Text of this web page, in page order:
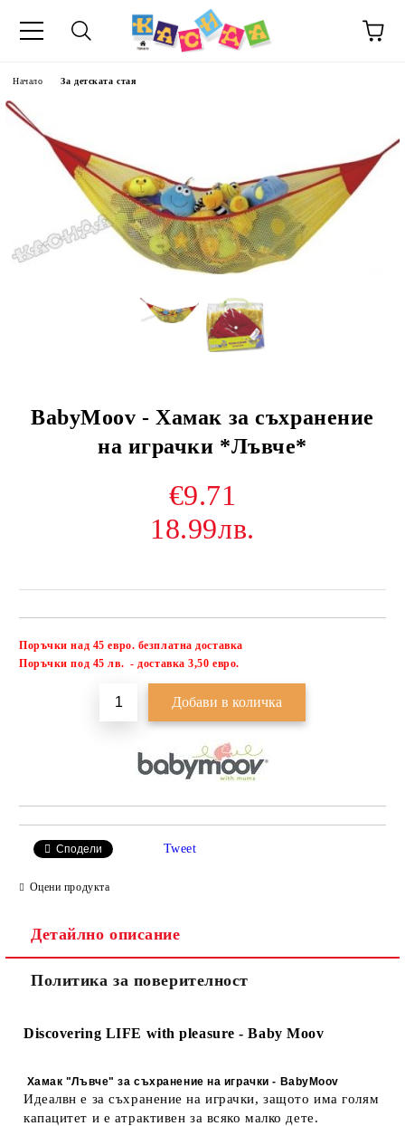
Начало За детската стая
BabyMoov - Хамак за съхранение
на играчки *Лъвче*
€9.71
18.99лв.
Поръчки над 45 евро. безплатна доставка
Поръчки под 45 лв. - доставка 3,50 евро.
Сподели Tweet
Оцени продукта
Детайлно описание
Политика за поверителност
Discovering LIFE with pleasure - Baby Moov
Хамак "Лъвче" за съхранение на играчки - BabyMoov
Идеалвн е за съхранение на играчки, защото има голям
капацитет и е атрактивен за всяко малко дете.